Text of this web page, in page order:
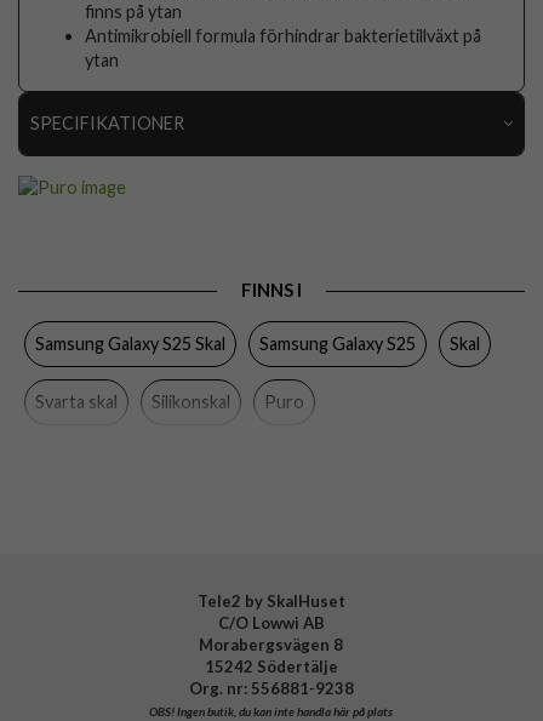
finns på ytan
Antimikrobiell formula förhindrar bakterietillväxt på
ytan
SPECIFIKATIONER
Trådlös laddning-kompatibel
Färg Svart
FINNS I
Samsung Galaxy S25 Skal Samsung Galaxy S25 Skal
Svarta skal Silikonskal Puro
Tele2 by SkalHuset
C/O Lowwi AB
Morabergsvägen 8
15242 Södertälje
Org. nr: 556881-9238
OBS!Ingen butik, du kan inte handla här på plats